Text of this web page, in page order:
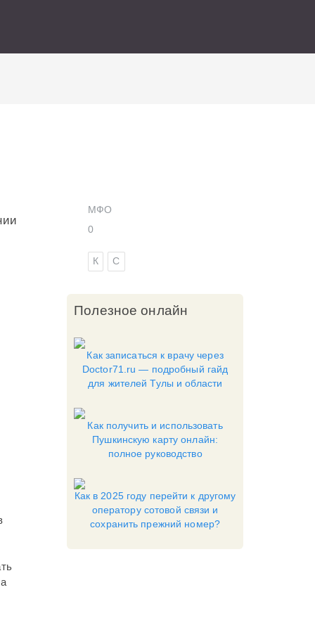
МФО
0
К C
Полезное онлайн
Как записаться к врачу через
Doctor71.ru — подробный гайд
для жителей Тулы и области
Как получить и использовать
Пушкинскую карту онлайн:
полное руководство
Как в 2025 году перейти к другому
оператору сотовой связи и
сохранить прежний номер?